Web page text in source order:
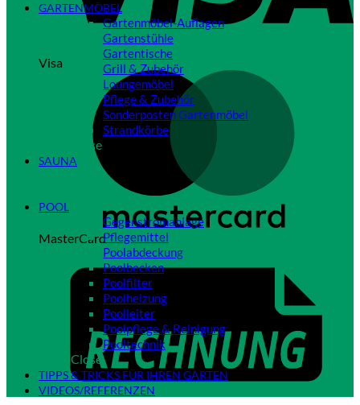
Visa
MasterCard
GARTENMÖBEL
Gartenmöbel-Auflagen
Gartenstühle
Gartentische
Grill & Zubehör
Loungemöbel
Pflege & Zubehör
Sonderposten Gartenmöbel
Strandkörbe
Close
SAUNA
POOL
Gegenstromanlage
Pflegemittel
Poolabdeckung
Poolbecken
Poolfilter
Poolheizung
Poolleiter
Poolpflege & Reinigung
Pooltechnik
Close
TIPPS & TRICKS FÜR IHREN GARTEN
VIDEOS/REFERENZEN